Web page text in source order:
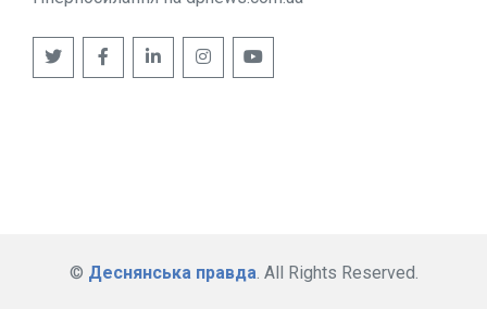
© Деснянська правда. All Rights Reserved.